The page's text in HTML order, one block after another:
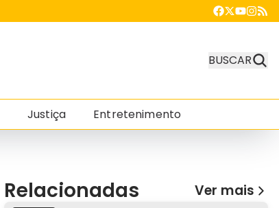
BUSCAR
Justiça Entretenimento
Relacionadas Ver mais